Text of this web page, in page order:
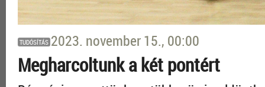
TUDÓSÍTÁS 2023. november 15., 00:00
Megharcoltunk a két pontért